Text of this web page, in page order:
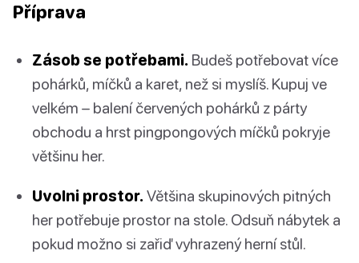
Příprava
Zásob se potřebami. Budeš potřebovat více
pohárků, míčků a karet, než si myslíš. Kupuj ve
velkém – balení červených pohárků z párty
obchodu a hrst pingpongových míčků pokryje
většinu her.
Uvolni prostor. Většina skupinových pitných
her potřebuje prostor na stole. Odsuň nábytek a
pokud možno si zařiď vyhrazený herní stůl.